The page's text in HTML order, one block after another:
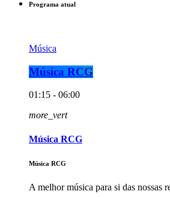
Programa atual
Música
Música RCG
01:15 - 06:00
more_vert
Música RCG
Música RCG
A melhor música para si das nossas